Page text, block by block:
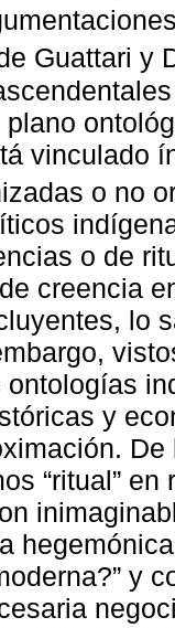
Guattari y
vinculado
o no
o de
creencia
lo
ontologías
y
“ritual”
y